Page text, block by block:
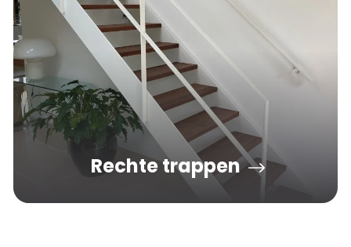
Rechte trappen
Rechte trappen zijn zeer populair in met name
nieuwbouwwoningen. Ondanks de basic vorm, zijn er